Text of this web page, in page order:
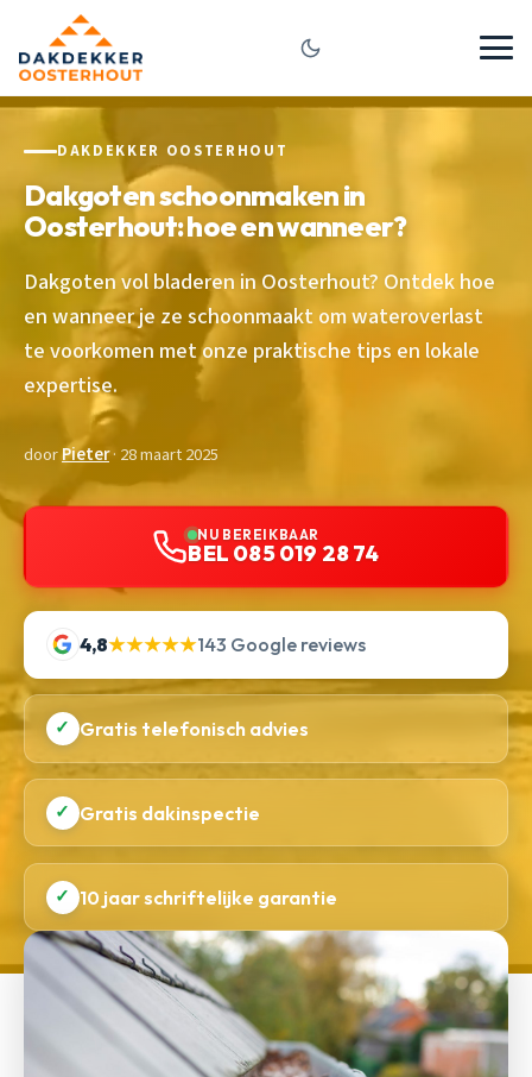
DAKDEKKER OOSTERHOUT
Dakgoten schoonmaken in
Oosterhout: hoe en wanneer?
Dakgoten vol bladeren in Oosterhout? Ontdek hoe
en wanneer je ze schoonmaakt om wateroverlast
te voorkomen met onze praktische tips en lokale
expertise.
doorPieter· 28 maart 2025
NU BEREIKBAAR
BEL 085 019 28 74
4,8★★★★★143 Google reviews
✓ Gratis telefonisch advies
✓ Gratis dakinspectie
✓ 10 jaar schriftelijke garantie